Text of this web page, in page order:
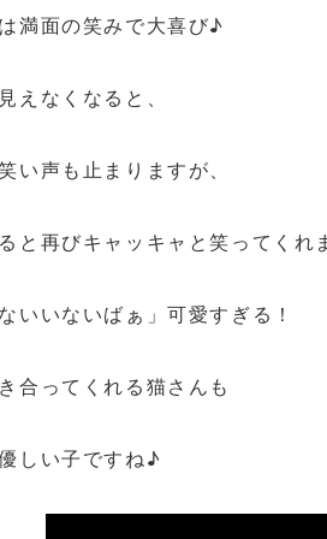
満面の笑みで大喜び♪
えなくなると、
い声も止まりますが、
と再びキャッキャと笑ってくれ
いいないばぁ」可愛すぎる！
合ってくれる猫さんも
しい子ですね♪